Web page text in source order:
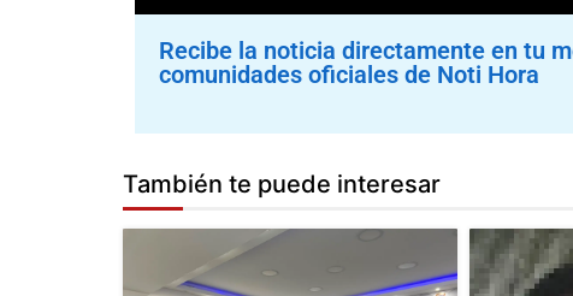
Recibe la noticia directamente en tu
comunidades oficiales de Noti Hora
También te puede interesar